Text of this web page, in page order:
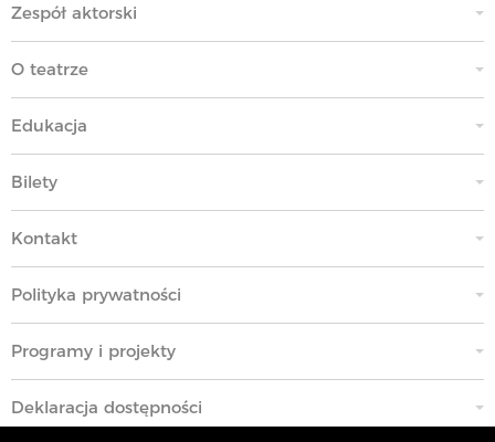
Zespół aktorski
O teatrze
Edukacja
Bilety
Kontakt
Polityka prywatności
Programy i projekty
Deklaracja dostępności